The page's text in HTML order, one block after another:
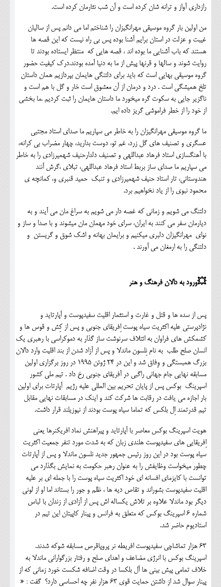
رازداری آواز و ترانه شان کرده است و آن شب نثارمان کرده است.
من اولین بار گروه موسیقی مهرانگیزان را شناختم اما می دانم پس از سالیان
غیبت و عزلت در استان برایم آشنا بوده پس بی راه نیست که این قصه ها
هستند که باب آشنایی ما بوده اند ، قصه هایی که منتظر ایستاده بودند تا
روایت شوند و سالها و قرنها پیش از ما به دنیا آمده بودند.درک کیفیت حضور
گروه موسیقی بهایی است که باید برای دلتنگی هایمان بپردازیم همان داستان
تلخ همیشگی است . درد و درمان از آن معشوق است خار و گل با هم است و
ناگزیر جایی به سکوت گره میخورد ما داستان هایمان را ثبت کردیم .ما بخشی
از خود را از خطر فراموشی گریز داده ایم.
ما گروه موسیقی مهرانگیزان را به خاطر می سپاریم ما صدای استاد مجتبی
عسگری و تصنیف های گل زرد، غم تو، دوست بدارید، چهار مضراب بی کرانه،
با آهنگسازی استاد فرهاد عبداللهی و تصنیف دلدارحنیف شهمیرزادی را به خاطر
می سپاریم ما صدای ساز بربط استاد فرهاد عبداللهی، تبلای ،گرش آنند
هندوستانی، تار استاد حنیف شهمیرزادی و تنبک حمید قنبری و، کمانچه ی
محمود نبوی را از یاد نخواهیم برد.
دلتنگ می شویم و زمانی که غصه دار می شویم به سراغ مان می آیند و به
دیارمان سفر می کنند به ایران، سرای خود مهمان مان میشوند و با صدا و ساز و
نوای مهرانگیزان دلبری میکنیم و برایمان بهانه و اشک شوق و گریستن و
دلتنگی را به ارمغان می آورند .
💥ورود به دالان فرهنگ و هنر
پس از سده ها و قتل و غارت و استثمار اقلیت سفیدپوست و آپارتاید و
نژادپرستی علیه اکثریت سیاه پوست اِفریقای جنوبی و پس از کِش و قوس ها و
کشمکش های فراوان به ائتلاف سرنوشت ساز گذار به دموکراسی با رهبری یک
انسان صلح طلب به نام نِلسون ماندلا و پس از آزاد شدن از بند اقلیت وارد دالان
بزرگ همبستگی و وِفاق شد و این در 24 ژوئن 1995 در روز برگزاری اولین
مسابقه نهایی جام جهانی راگبی در آفریقای جنوبی رخ داد . تیم ملی کشور
اسپرینگ بوکس پس از پایان تحریم بین المللی علیه رژیم آپارتات برای اولین
بار اجازه می یافت در رقابت ها شرکت کند و اینک در مسابقات نهایی مقابل
تیم قدرتمند اِل بلکس که تماما سیاه پوست بودند از نیوزیلند قرار داشت.
هویت اسپرینگ بوکس معاصر با آپارتاید و پیراهنش نماد افریکنرها یعنی
اِفریقایی های سفیدپوست هلندی زبان که به شدت مورد تنفر جمعیت اکثریت
سیاه پوست بود در این روز رئیس جمهور جدید نلسون ماندلا و پس از آپارتات
چطور میخواست وظایفش را به عنوان رهبر حکومت به نمایش بگذارد می
توانست با کایزمای افسانه ای خود اکثریت سیاه پوست را با جمله ای بر علیه
اقلیت سفیدپوست بشوراند و تقاص دیه ها ، ظلم و جور را بستاند اما او از لونی
دیگر بود ماندلا علاوه بر تلاش یکساله اش پس از آزادی از زندان با لباس
شماره 6 اسپرینگ بوکس که متعلق به فرانس و پینار کاپیتان این تیم در
استادیوم حاضر شد.
63 هزار تماشاچی سفیدپوست افریطه نر پروپاقرص مسابقه شوکه شدند.
اسپرینگ بوکس با انرژی مضاعف و اهدای صلح و رفتار بزرگوارانی ماندلا به
خلاف تمامی پیش بینی ها آل بلکسا در وقت اضافه شکست خورد زمانی که از
پینار سوال شد از داشتن حمایت قوی 63 هزار نفر چه احساسی دارد؟ گفت : «